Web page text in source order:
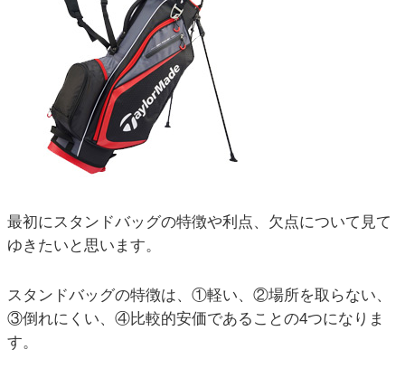
最初にスタンドバッグの特徴や利点、欠点について見て
ゆきたいと思います。
スタンドバッグの特徴は、①軽い、②場所を取らない、
③倒れにくい、④比較的安価であることの4つになりま
す。